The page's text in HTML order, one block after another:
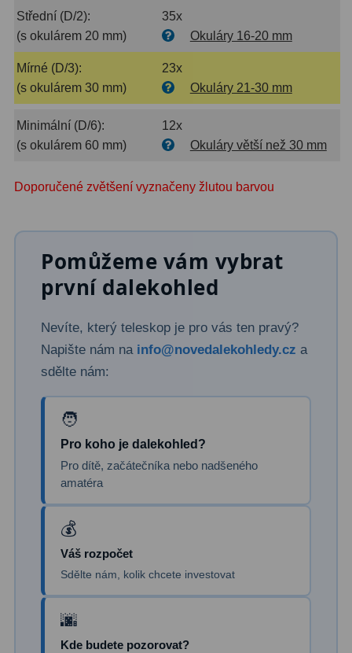
Sportovní54
Divadelní2
Dálkoměry a Noční vidění17
Dálkoměry 9
Laboratorní33
Kapesní10
Digitální10
Příslušenství mikroskopů16
Kamery3
Preparáty
Sklíčka8
Mikroskopicke sady
Meteostanice
Střední (D/2):
35x
(s okulárem 20 mm)
Okuláry 16-20 mm
Mírné (D/3):
23x
(s okulárem 30 mm)
Okuláry 21-30 mm
Minimální (D/6):
12x
(s okulárem 60 mm)
Okuláry větší než 30 mm
Doporučené zvětšení vyznačeny žlutou barvou
Pomůžeme vám vybrat
první dalekohled
Nevíte, který teleskop je pro vás ten pravý?
Napište nám na info@novedalekohledy.cz a
sdělte nám:
Pro koho je dalekohled?
Pro dítě, začátečníka nebo nadšeného
amatéra
Váš rozpočet
Sdělte nám, kolik chcete investovat
Kde budete pozorovat?